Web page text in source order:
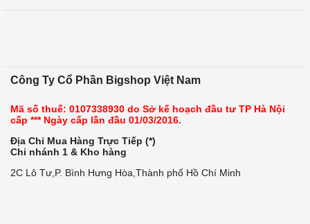
Công Ty Cổ Phần Bigshop Việt Nam
Mã số thuế: 0107338930 do Sở kế hoạch đầu tư TP Hà Nội
cấp *** Ngày cấp lần đầu 01/03/2016.
Địa Chỉ Mua Hàng Trực Tiếp (*)
Chi nhánh 1 & Kho hàng
2C Lô Tư,P. Bình Hưng Hòa,Thành phố Hồ Chí Minh